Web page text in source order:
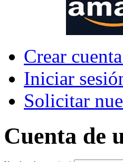
Crear
Iniciar
Solicitar
Cuenta de